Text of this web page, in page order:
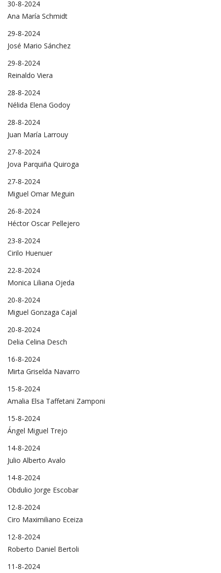
30-8-2024
Ana María Schmidt
29-8-2024
José Mario Sánchez
29-8-2024
Reinaldo Viera
28-8-2024
Nélida Elena Godoy
28-8-2024
Juan María Larrouy
27-8-2024
Jova Parquiña Quiroga
27-8-2024
Miguel Omar Meguin
26-8-2024
Héctor Oscar Pellejero
23-8-2024
Cirilo Huenuer
22-8-2024
Monica Liliana Ojeda
20-8-2024
Miguel Gonzaga Cajal
20-8-2024
Delia Celina Desch
16-8-2024
Mirta Griselda Navarro
15-8-2024
Amalia Elsa Taffetani Zamponi
15-8-2024
Ángel Miguel Trejo
14-8-2024
Julio Alberto Avalo
14-8-2024
Obdulio Jorge Escobar
12-8-2024
Ciro Maximiliano Eceiza
12-8-2024
Roberto Daniel Bertoli
11-8-2024